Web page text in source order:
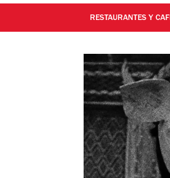
RESTAURANTES Y